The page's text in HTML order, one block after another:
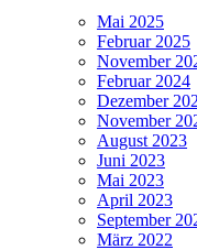
Mai 2025
Februar 2025
November
Februar 2024
Dezember
November
August 2023
Juni 2023
Mai 2023
April 2023
September
März 2022